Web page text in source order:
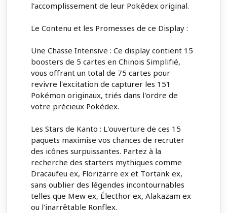
l'accomplissement de leur Pokédex original.
Le Contenu et les Promesses de ce Display :
Une Chasse Intensive : Ce display contient 15
boosters de 5 cartes en Chinois Simplifié,
vous offrant un total de 75 cartes pour
revivre l'excitation de capturer les 151
Pokémon originaux, triés dans l'ordre de
votre précieux Pokédex.
Les Stars de Kanto : L'ouverture de ces 15
paquets maximise vos chances de recruter
des icônes surpuissantes. Partez à la
recherche des starters mythiques comme
Dracaufeu ex, Florizarre ex et Tortank ex,
sans oublier des légendes incontournables
telles que Mew ex, Électhor ex, Alakazam ex
ou l'inarrêtable Ronflex.